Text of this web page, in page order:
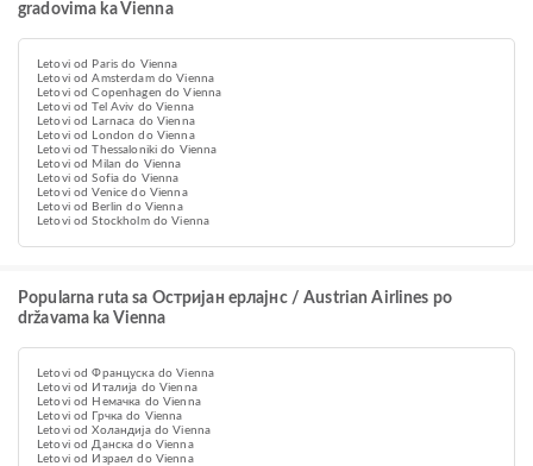
gradovima ka Vienna
Letovi od Paris do Vienna
Letovi od Amsterdam do Vienna
Letovi od Copenhagen do Vienna
Letovi od Tel Aviv do Vienna
Letovi od Larnaca do Vienna
Letovi od London do Vienna
Letovi od Thessaloniki do Vienna
Letovi od Milan do Vienna
Letovi od Sofia do Vienna
Letovi od Venice do Vienna
Letovi od Berlin do Vienna
Letovi od Stockholm do Vienna
Popularna ruta sa Остријан ерлајнс / Austrian Airlines po
državama ka Vienna
Letovi od Француска do Vienna
Letovi od Италија do Vienna
Letovi od Немачка do Vienna
Letovi od Грчка do Vienna
Letovi od Холандија do Vienna
Letovi od Данска do Vienna
Letovi od Израел do Vienna